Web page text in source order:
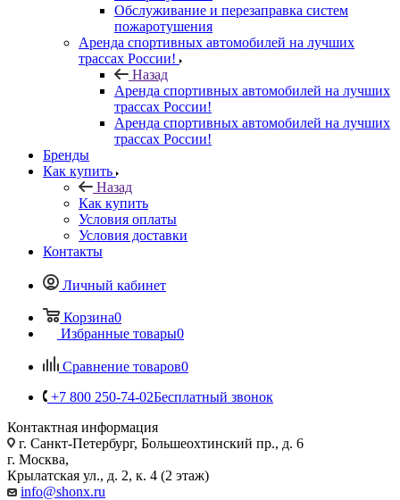
Обслуживание и перезаправка систем
пожаротушения
Аренда спортивных автомобилей на лучших
трассах России!
Назад
Аренда спортивных автомобилей на лучших
трассах России!
Аренда спортивных автомобилей на лучших
трассах России!
Бренды
Как купить
Назад
Как купить
Условия оплаты
Условия доставки
Контакты
Личный кабинет
Корзина0
Избранные товары0
Сравнение товаров0
+7 800 250-74-02Бесплатный звонок
Контактная информация
г. Санкт-Петербург, Большеохтинский пр., д. 6
г. Москва,
Крылатская ул., д. 2, к. 4 (2 этаж)
info@shonx.ru